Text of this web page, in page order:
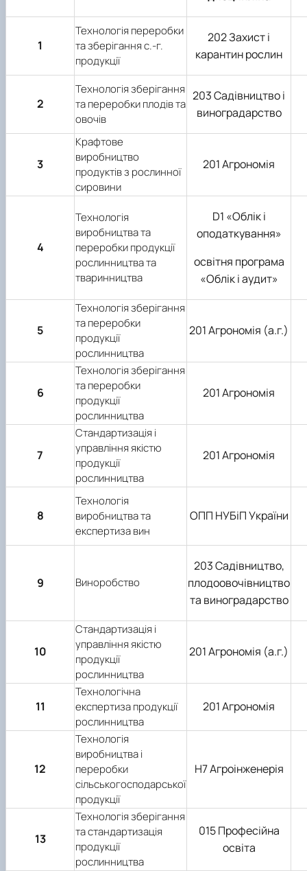
1
Технологія переробки
та зберігання с.-г.
продукції
202 Захист і
карантин рослин
2
Технологія зберігання
та переробки плодів та
овочів
203 Садівництво і
виноградарство
3
Крафтове
виробництво
продуктів з рослинної
сировини
201 Агрономія
4
Технологія
виробництва та
переробки продукції
рослинництва та
тваринництва
D1 «Облік і
оподаткування»
освітня програма
«Облік і аудит»
5
Технологія зберігання
та переробки
продукції
рослинництва
201 Агрономія (а.г.)
6
Технологія зберігання
та переробки
продукції
рослинництва
201 Агрономія
7
Стандартизація і
управління якістю
продукції
рослинництва
201 Агрономія
8
Технологія
виробництва та
експертиза вин
ОПП НУБіП України
9 Виноробство
203 Садівництво,
плодоовочівництво
та виноградарство
10
Стандартизація і
управління якістю
продукції
рослинництва
201 Агрономія (а.г.)
11
Технологічна
експертиза продукції
рослинництва
201 Агрономія
12
Технологія
виробництва і
переробки
сільськогосподарської
продукції
H7 Агроінженерія
13
Технологія зберігання
та стандартизація
продукції
рослинництва
015 Професійна
освіта